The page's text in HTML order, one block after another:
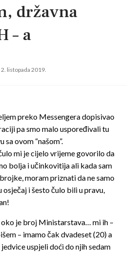
državna
– a
Posted
2. listopada 2019.
preko Messengera dopisivao
pa smo malo uspoređivali tu
sa ovom “našom”.
mi je cijelo vrijeme govorilo da
bolja i učinkovitija ali kada sam
moram priznati da ne samo
osječaj i šesto čulo bili u pravu,
je broj Ministarstava… mi ih –
– imamo čak dvadeset (20) a
uspjeli doći do njih sedam